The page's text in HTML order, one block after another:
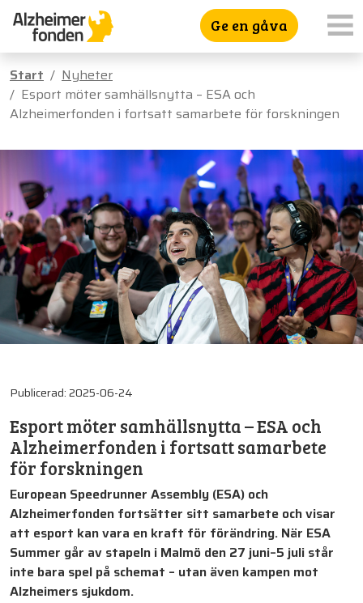
Ge en gåva
Start
Nyheter
Esport möter samhällsnytta – ESA och
Alzheimerfonden i fortsatt samarbete för forskningen
Publicerad:2025-06-24
Esport möter samhällsnytta – ESA och
Alzheimerfonden i fortsatt samarbete
för forskningen
European Speedrunner Assembly (ESA) och
Alzheimerfonden fortsätter sitt samarbete och visar
att esport kan vara en kraft för förändring. När ESA
Summer går av stapeln i Malmö den 27 juni–5 juli står
inte bara spel på schemat – utan även kampen mot
Alzheimers sjukdom.